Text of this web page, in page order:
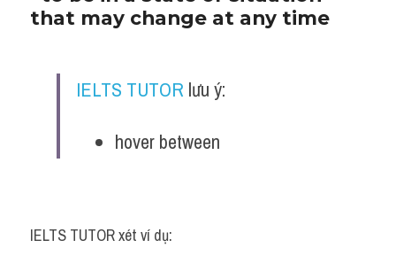
that may change at any time
IELTS TUTOR lưu ý:
hover between
IELTS TUTOR xét ví dụ: